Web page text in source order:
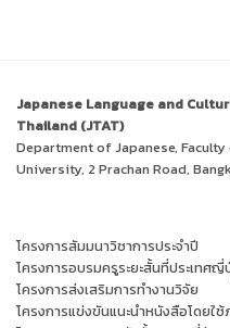
Japanese Language and
Thailand (JTAT)
Department of Japanese,
University, 2 Prachan Road,
โครงการสัมมนาวิชาการประจำปี
โครงการอบรมครูระยะสั้นที่ประเทศญี่
โครงการส่งเสริมการทำงานวิจัย
โครงการแข่งขันแนะนำหนังสือโดยใ